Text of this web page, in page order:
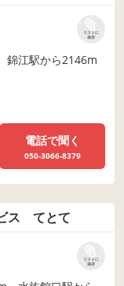
リストに
保存
錦江駅から2146m
電話で聞く
050-3066-8379
ス てとて
リストに
保存